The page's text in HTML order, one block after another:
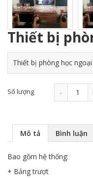
Thiết bị
Thiết bị phòng học
Số lượng -
Mô tả Bình luận
Bao gồm hệ thống:
+ Bảng trượt